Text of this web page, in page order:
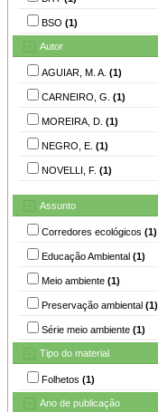
BSO (1)
Autor
AGUIAR, M. A. (1)
CARNEIRO, G. (1)
MOREIRA, D. (1)
NEGRO, E. (1)
NOVELLI, F. (1)
Assunto
Corredores ecológicos (1)
Educação Ambiental (1)
Meio ambiente (1)
Preservação ambiental (1)
Série meio ambiente (1)
Tipo do material
Folhetos (1)
Ano de publicação